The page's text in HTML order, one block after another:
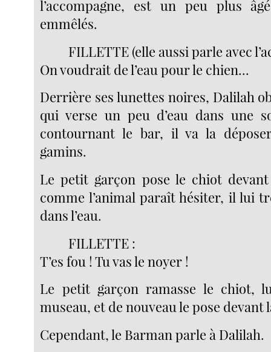
l’accompagne, est un peu plus
emmêlés.
FILLETTE (elle aussi parle avec
On voudrait de l’eau pour le chien...
Derrière ses lunettes noires, Dalilah
qui verse un peu d’eau dans une
contournant le bar, il va la
gamins.
Le petit garçon pose le chiot
comme l’animal paraît hésiter, il lui
dans l’eau.
FILLETTE :
T’es fou ! Tu vas le noyer !
Le petit garçon ramasse le chiot,
museau, et de nouveau le pose devant
Cependant, le Barman parle à Dalilah.